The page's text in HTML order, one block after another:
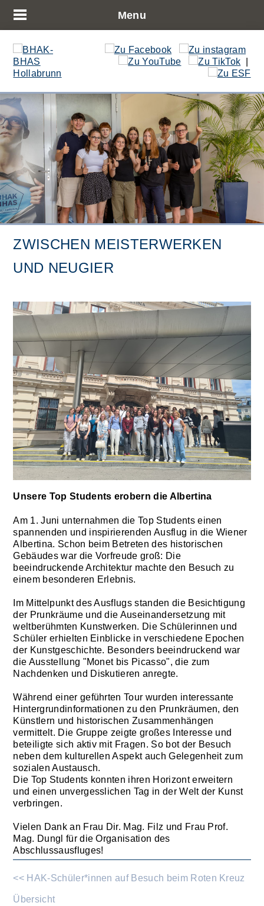
Menu
|
ZWISCHEN MEISTERWERKEN
UND NEUGIER
Unsere Top Students erobern die Albertina
Am 1. Juni unternahmen die Top Students einen
spannenden und inspirierenden Ausflug in die Wiener
Albertina. Schon beim Betreten des historischen
Gebäudes war die Vorfreude groß: Die
beeindruckende Architektur machte den Besuch zu
einem besonderen Erlebnis.
Im Mittelpunkt des Ausflugs standen die Besichtigung
der Prunkräume und die Auseinandersetzung mit
weltberühmten Kunstwerken. Die Schülerinnen und
Schüler erhielten Einblicke in verschiedene Epochen
der Kunstgeschichte. Besonders beeindruckend war
die Ausstellung "Monet bis Picasso", die zum
Nachdenken und Diskutieren anregte.
Während einer geführten Tour wurden interessante
Hintergrundinformationen zu den Prunkräumen, den
Künstlern und historischen Zusammenhängen
vermittelt. Die Gruppe zeigte großes Interesse und
beteiligte sich aktiv mit Fragen. So bot der Besuch
neben dem kulturellen Aspekt auch Gelegenheit zum
sozialen Austausch.
Die Top Students konnten ihren Horizont erweitern
und einen unvergesslichen Tag in der Welt der Kunst
verbringen.
Vielen Dank an Frau Dir. Mag. Filz und Frau Prof.
Mag. Dungl für die Organisation des
Abschlussausfluges!
<< HAK-Schüler*innen auf Besuch beim Roten Kreuz
Übersicht